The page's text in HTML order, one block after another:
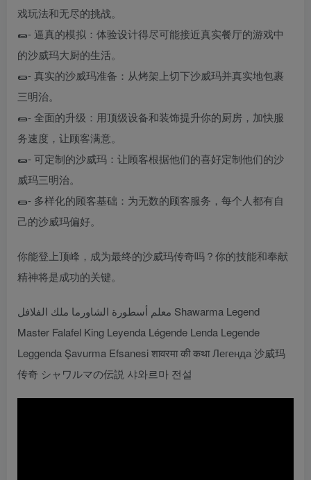
戏玩法和无尽的挑战。
🌯- 逼真的模拟：体验设计得尽可能接近真实餐厅的游戏中
的沙威玛大厨的生活。
🌯- 真实的沙威玛准备：从烤架上切下沙威玛并真实地包裹
三明治。
🌯- 全面的升级：用顶级设备和装饰提升你的厨房，加快服
务速度，让顾客满意。
🌯- 可定制的沙威玛：让顾客根据他们的喜好定制他们的沙
威玛三明治。
🌯- 多样化的顾客基础：为无数的顾客服务，每个人都有自
己的沙威玛偏好。
你能登上顶峰，成为最终的沙威玛传奇吗？你的技能和奉献
精神将是成功的关键。
معلم أسطورة الشاورما ملك الفلافل Shawarma Legend
Master Falafel King Leyenda Légende Lenda Legende
Leggenda Şavurma Efsanesi शावरमा की कथा Легенда 沙威玛
传奇 シャワルマの伝説 샤와르마 전설